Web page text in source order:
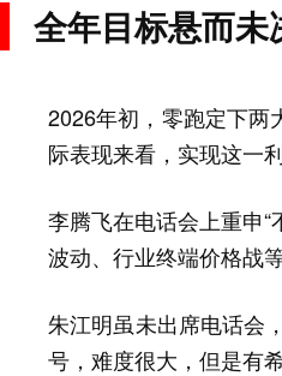
全年目标悬而未
2026年初，零跑定下两
际表现来看，实现这一
李腾飞在电话会上重申
波动、行业终端价格战
朱江明虽未出席电话会
号，难度很大，但是有